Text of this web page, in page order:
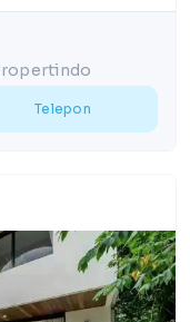
Telepon